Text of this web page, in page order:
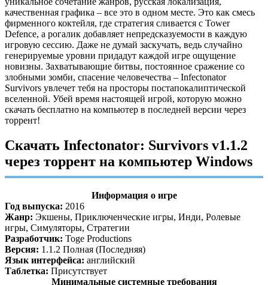
качественная графика – все это в одном месте. Это как смесь
фирменного коктейля, где стратегия сливается с Tower
Defence, а рогалик добавляет непредсказуемости в каждую
игровую сессию. Даже не думай заскучать, ведь случайно
генерируемые уровни придадут каждой игре ощущение
новизны. Захватывающие битвы, постоянное сражение со
злобными зомби, спасение человечества – Infectonator
Survivors увлечет тебя на просторы постапокалиптической
вселенной. Убей время настоящей игрой, которую можно
скачать бесплатно на компьютер в последней версии через
торрент!
Скачать Infectonator: Survivors v1.1.2
через торрент на компьютер Windows
Информация о игре
Год выпуска: 2016
Жанр: Экшены, Приключенческие игры, Инди, Ролевые
игры, Симуляторы, Стратегии
Разработчик: Toge Productions
Версия: 1.1.2 Полная (Последняя)
Язык интерфейса: английский
Таблетка: Присутствует
Минимальные системные требования